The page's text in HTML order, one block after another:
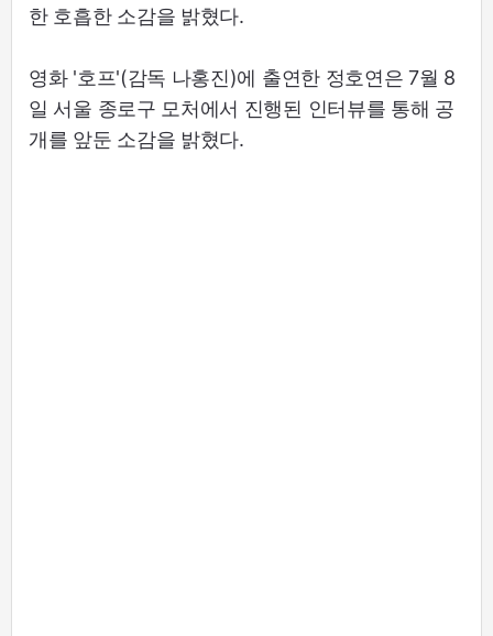
한 호흡한 소감을 밝혔다.
영화 '호프'(감독 나홍진)에 출연한 정호연은 7월 8
일 서울 종로구 모처에서 진행된 인터뷰를 통해 공
개를 앞둔 소감을 밝혔다.